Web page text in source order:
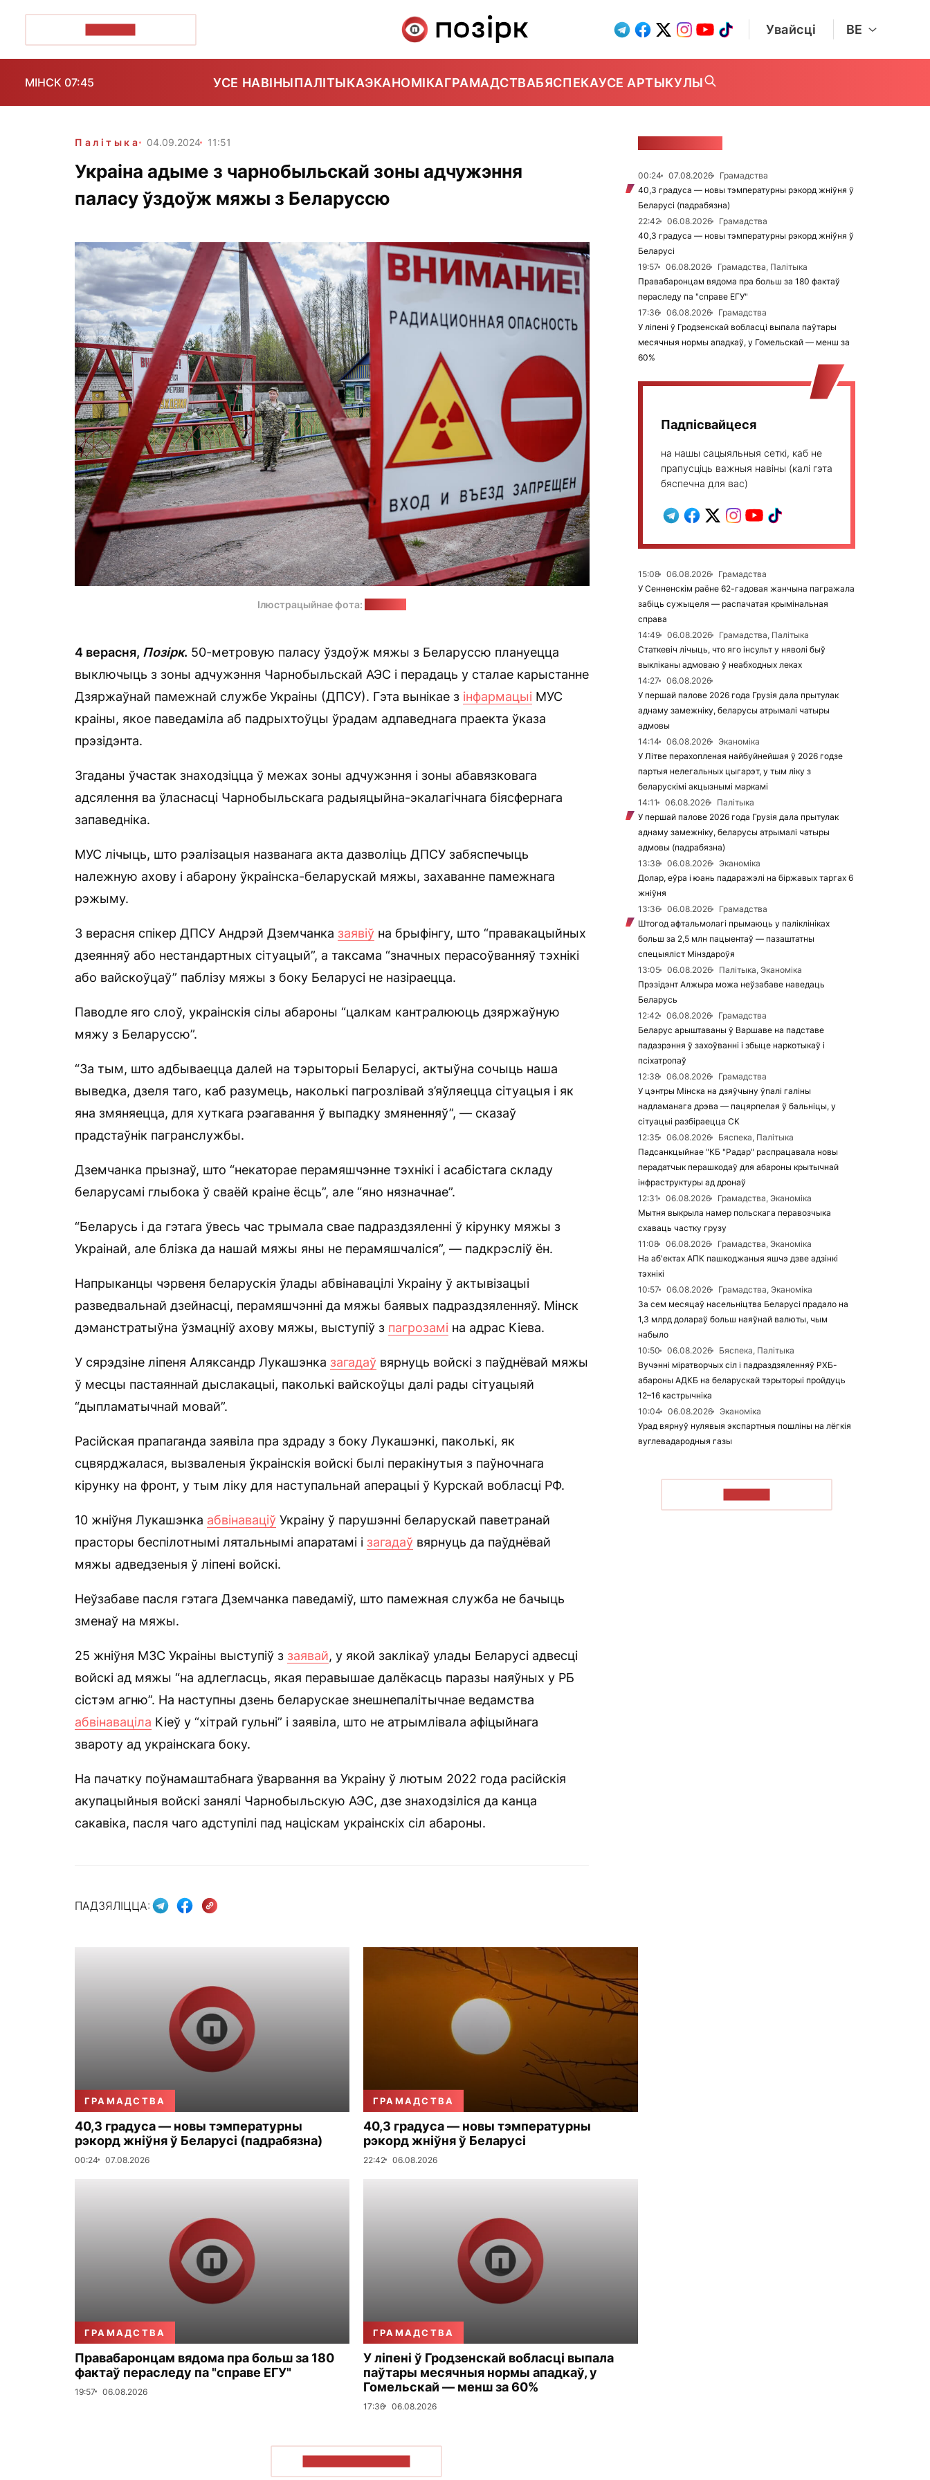
Увайсці BE
МІНСК 07:45 УСЕ НАВІНЫПАЛІТЫКАЭКАНОМІКАГРАМАДСТВАБЯСПЕКАУСЕ АРТЫКУЛЫ
Палітыка 04.09.2024 11:51
Украіна адыме з чарнобыльскай зоны адчужэння
паласу ўздоўж мяжы з Беларуссю
Ілюстрацыйнае фота:
4 верасня, Позірк. 50-метровую паласу ўздоўж мяжы з Беларуссю плануецца
выключыць з зоны адчужэння Чарнобыльскай АЭС і перадаць у сталае карыстанне
Дзяржаўнай памежнай службе Украіны (ДПСУ). Гэта вынікае з інфармацыі МУС
краіны, якое паведаміла аб падрыхтоўцы ўрадам адпаведнага праекта ўказа
прэзідэнта.
Згаданы ўчастак знаходзіцца ў межах зоны адчужэння і зоны абавязковага
адсялення ва ўласнасці Чарнобыльскага радыяцыйна-экалагічнага біясфернага
запаведніка.
МУС лічыць, што рэалізацыя названага акта дазволіць ДПСУ забяспечыць
належную ахову і абарону ўкраінска-беларускай мяжы, захаванне памежнага
рэжыму.
3 верасня спікер ДПСУ Андрэй Дземчанка заявіў на брыфінгу, што “правакацыйных
дзеянняў або нестандартных сітуацый”, а таксама “значных перасоўванняў тэхнікі
або вайскоўцаў” паблізу мяжы з боку Беларусі не назіраецца.
Паводле яго слоў, украінскія сілы абароны “цалкам кантралююць дзяржаўную
мяжу з Беларуссю”.
“За тым, што адбываецца далей на тэрыторыі Беларусі, актыўна сочыць наша
выведка, дзеля таго, каб разумець, наколькі пагрозлівай з’яўляецца сітуацыя і як
яна змяняецца, для хуткага рэагавання ў выпадку змяненняў”, — сказаў
прадстаўнік пагранслужбы.
Дземчанка прызнаў, што “некаторае перамяшчэнне тэхнікі і асабістага складу
беларусамі глыбока ў сваёй краіне ёсць”, але “яно нязначнае”.
“Беларусь і да гэтага ўвесь час трымала свае падраздзяленні ў кірунку мяжы з
Украінай, але блізка да нашай мяжы яны не перамяшчаліся”, — падкрэсліў ён.
Напрыканцы чэрвеня беларускія ўлады абвінавацілі Украіну ў актывізацыі
разведвальнай дзейнасці, перамяшчэнні да мяжы баявых падраздзяленняў. Мінск
дэманстратыўна ўзмацніў ахову мяжы, выступіў з пагрозамі на адрас Кіева.
У сярэдзіне ліпеня Аляксандр Лукашэнка загадаў вярнуць войскі з паўднёвай мяжы
ў месцы пастаяннай дыслакацыі, паколькі вайскоўцы далі рады сітуацыяй
“дыпламатычнай мовай”.
Расійская прапаганда заявіла пра здраду з боку Лукашэнкі, паколькі, як
сцвярджалася, вызваленыя ўкраінскія войскі былі перакінутыя з паўночнага
кірунку на фронт, у тым ліку для наступальнай аперацыі ў Курскай вобласці РФ.
10 жніўня Лукашэнка абвінаваціў Украіну ў парушэнні беларускай паветранай
прасторы беспілотнымі лятальнымі апаратамі і загадаў вярнуць да паўднёвай
мяжы адведзеныя ў ліпені войскі.
Неўзабаве пасля гэтага Дземчанка паведаміў, што памежная служба не бачыць
зменаў на мяжы.
25 жніўня МЗС Украіны выступіў з заявай, у якой заклікаў улады Беларусі адвесці
войскі ад мяжы “на адлегласць, якая перавышае далёкасць паразы наяўных у РБ
сістэм агню”. На наступны дзень беларускае знешнепалітычнае ведамства
абвінаваціла Кіеў у “хітрай гульні” і заявіла, што не атрымлівала афіцыйнага
звароту ад украінскага боку.
На пачатку поўнамаштабнага ўварвання ва Украіну ў лютым 2022 года расійскія
акупацыйныя войскі занялі Чарнобыльскую АЭС, дзе знаходзіліся да канца
сакавіка, пасля чаго адступілі пад націскам украінскіх сіл абароны.
ПАДЗЯЛІЦЦА:
ГРАМАДСТВА
40,3 градуса — новы тэмпературны
рэкорд жніўня ў Беларусі (падрабязна)
00:24 07.08.2026
ГРАМАДСТВА
40,3 градуса — новы тэмпературны
рэкорд жніўня ў Беларусі
22:42 06.08.2026
ГРАМАДСТВА
Правабаронцам вядома пра больш за 180
фактаў пераследу па "справе ЕГУ"
19:57 06.08.2026
ГРАМАДСТВА
У ліпені ў Гродзенскай вобласці выпала
паўтары месячныя нормы ападкаў, у
Гомельскай — менш за 60%
17:36 06.08.2026
00:24 07.08.2026
Грамадства
40,3 градуса — новы тэмпературны рэкорд жніўня ў
Беларусі (падрабязна)
22:42
06.08.2026
Грамадства
40,3 градуса — новы тэмпературны рэкорд жніўня ў
Беларусі
19:57
06.08.2026
Грамадства, Палітыка
Правабаронцам вядома пра больш за 180 фактаў
пераследу па "справе ЕГУ"
17:36
06.08.2026
Грамадства
У ліпені ў Гродзенскай вобласці выпала паўтары
месячныя нормы ападкаў, у Гомельскай — менш за
60%
Падпісвайцеся
на нашы сацыяльныя сеткі, каб не
прапусціць важныя навіны (калі гэта
бяспечна для вас)
15:08 06.08.2026
Грамадства
У Сенненскім раёне 62-гадовая жанчына пагражала
забіць сужыцеля — распачатая крымінальная
справа
14:49
06.08.2026
Грамадства, Палітыка
Статкевіч лічыць, что яго інсульт у няволі быў
выкліканы адмоваю ў неабходных леках
14:27
06.08.2026
У першай палове 2026 года Грузія дала прытулак
аднаму замежніку, беларусы атрымалі чатыры
адмовы
14:14
06.08.2026
Эканоміка
У Літве перахопленая найбуйнейшая ў 2026 годзе
партыя нелегальных цыгарэт, у тым ліку з
беларускімі акцызнымі маркамі
14:11
06.08.2026
Палітыка
У першай палове 2026 года Грузія дала прытулак
аднаму замежніку, беларусы атрымалі чатыры
адмовы (падрабязна)
13:38
06.08.2026
Эканоміка
Долар, еўра і юань падаражэлі на біржавых таргах 6
жніўня
13:36
06.08.2026
Грамадства
Штогод афтальмолагі прымаюць у паліклініках
больш за 2,5 млн пацыентаў — пазаштатны
спецыяліст Мінздароўя
13:05
06.08.2026
Палітыка, Эканоміка
Прэзідэнт Алжыра можа неўзабаве наведаць
Беларусь
12:42
06.08.2026
Грамадства
Беларус арыштаваны ў Варшаве на падставе
падазрэння ў захоўванні і збыце наркотыкаў і
псіхатропаў
12:38
06.08.2026
Грамадства
У цэнтры Мінска на дзяўчыну ўпалі галіны
надламанага дрэва — пацярпелая ў бальніцы, у
сітуацыі разбіраецца СК
12:35
06.08.2026
Бяспека, Палітыка
Падсанкцыйнае "КБ "Радар" распрацавала новы
перадатчык перашкодаў для абароны крытычнай
інфраструктуры ад дронаў
12:31
06.08.2026
Грамадства, Эканоміка
Мытня выкрыла намер польскага перавозчыка
схаваць частку грузу
11:08
06.08.2026
Грамадства, Эканоміка
На аб'ектах АПК пашкоджаныя яшчэ дзве адзінкі
тэхнікі
10:57
06.08.2026
Грамадства, Эканоміка
За сем месяцаў насельніцтва Беларусі прадало на
1,3 млрд долараў больш наяўнай валюты, чым
набыло
10:50
06.08.2026
Бяспека, Палітыка
Вучэнні міратворчых сіл і падраздзяленняў РХБ-
абароны АДКБ на беларускай тэрыторыі пройдуць
12–16 кастрычніка
10:04
06.08.2026
Эканоміка
Урад вярнуў нулявыя экспартныя пошліны на лёгкія
вуглевадародныя газы